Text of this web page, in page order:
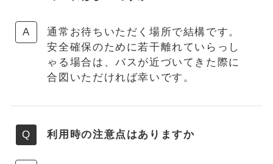
通常お待ちいただく場所で結構です。
安全確保のために若干離れていらっし
ゃる場合は、バスが近づいてきた際に
合図いただければ幸いです。
利用時の注意点はありますか